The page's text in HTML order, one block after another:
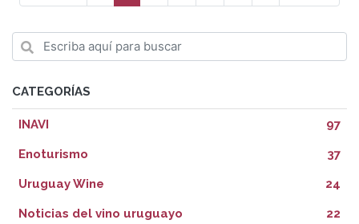
CATEGORÍAS
INAVI 97
Enoturismo 37
Uruguay Wine 24
Noticias del vino uruguayo 22